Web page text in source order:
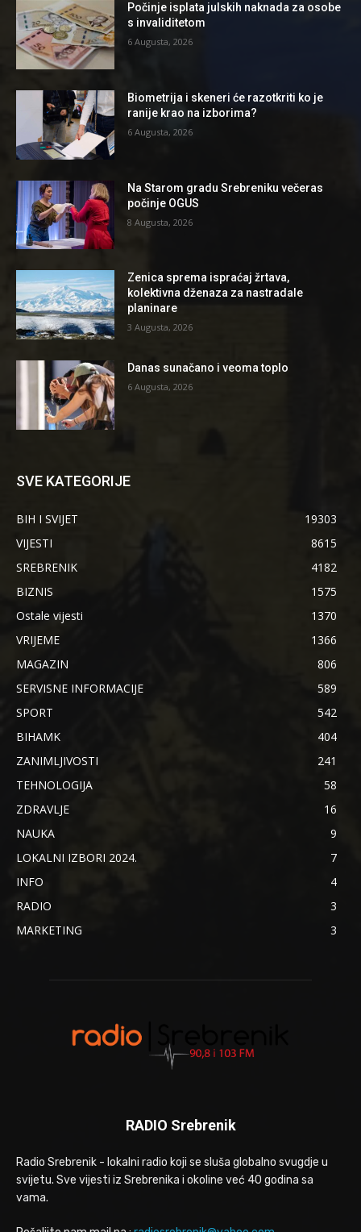
Počinje isplata julskih naknada za osobe
s invaliditetom
6 Augusta, 2026
Biometrija i skeneri će razotkriti ko je
ranije krao na izborima?
6 Augusta, 2026
Na Starom gradu Srebreniku večeras
počinje OGUS
8 Augusta, 2026
Zenica sprema ispraćaj žrtava,
kolektivna dženaza za nastradale
planinare
3 Augusta, 2026
Danas sunačano i veoma toplo
6 Augusta, 2026
SVE KATEGORIJE
BIH I SVIJET
19303
VIJESTI
8615
SREBRENIK
4182
BIZNIS
1575
Ostale vijesti
1370
VRIJEME
1366
MAGAZIN
806
SERVISNE INFORMACIJE
589
SPORT
542
BIHAMK
404
ZANIMLJIVOSTI
241
TEHNOLOGIJA
58
ZDRAVLJE
16
NAUKA
9
LOKALNI IZBORI 2024.
7
INFO
4
RADIO
3
MARKETING
3
RADIO Srebrenik
Radio Srebrenik - lokalni radio koji se sluša globalno svugdje u
svijetu. Sve vijesti iz Srebrenika i okoline već 40 godina sa
vama.